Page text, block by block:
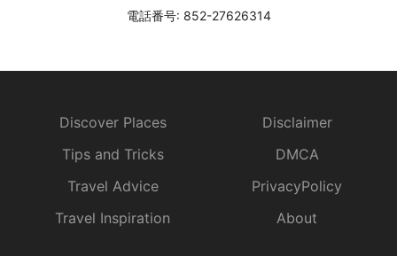
電話番号: 852-27626314
Discover Places
Tips and Tricks
Travel Advice
Travel Inspiration
Disclaimer
DMCA
PrivacyPolicy
About